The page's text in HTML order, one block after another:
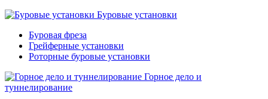
Буровые установки
Буровая фреза
Грейферные установки
Роторные буровые установки
Горное дело и
туннелирование